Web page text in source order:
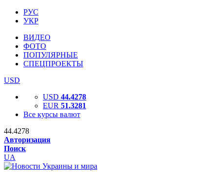
РУС
УКР
ВИДЕО
ФОТО
ПОПУЛЯРНЫЕ
СПЕЦПРОЕКТЫ
USD
USD 44.4278
EUR 51.3281
Все курсы валют
44.4278
Авторизация
Поиск
UA